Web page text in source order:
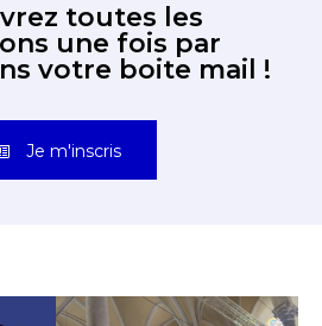
toutes les
une fois par
votre boite mail !
Je m'inscris